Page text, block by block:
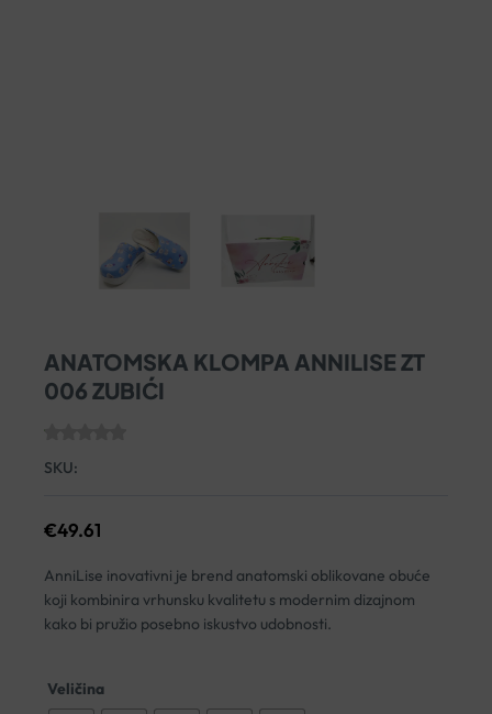
ANATOMSKA KLOMPA ANNILISE ZT
006 ZUBIĆI
SKU:
€49.61
AnniLise inovativni je brend anatomski oblikovane obuće
koji kombinira vrhunsku kvalitetu s modernim dizajnom
kako bi pružio posebno iskustvo udobnosti.
Veličina